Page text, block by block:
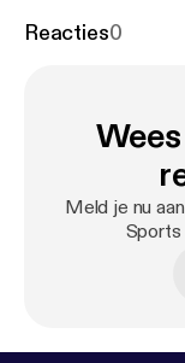
Reacties0
Meld je nu
Sports